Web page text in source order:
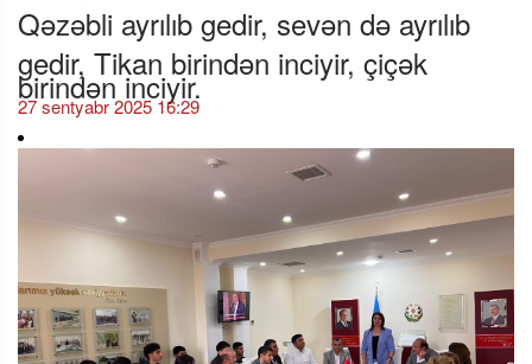
Qəzəbli ayrılıb gedir, sevən də ayrılıb
gedir, Tikan birindən inciyir, çiçək
birindən inciyir.
27 sentyabr 2025 16:29